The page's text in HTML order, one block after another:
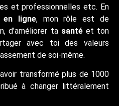
et professionnelles etc. En
ligne, mon rôle est de
d’améliorer ta santéet ton
avec toi des valeurs
de soi-même.
transformé plus de 1000
à changer littéralement